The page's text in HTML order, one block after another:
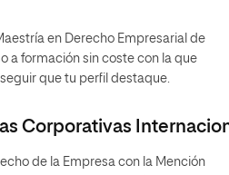
en Derecho Empresarial de
a formación sin coste con la que
que tu perfil destaque.
Corporativas
de la Empresa con la Mención